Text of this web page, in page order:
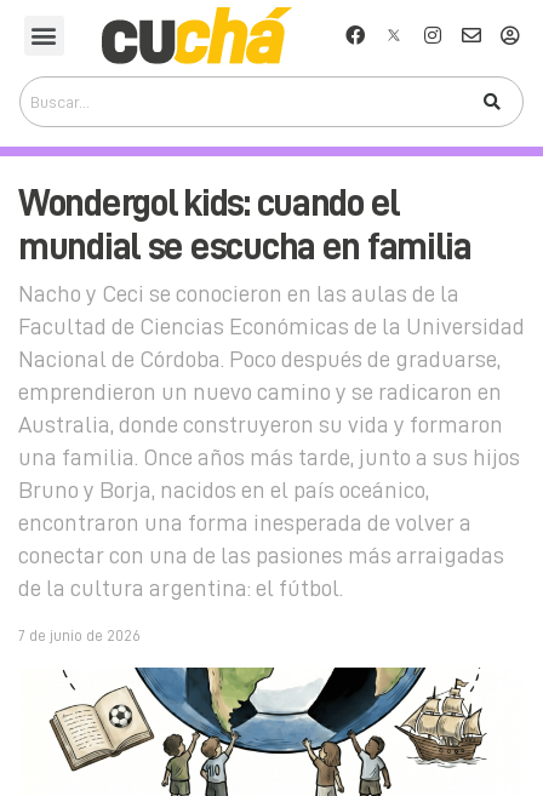
Wondergol kids: cuando el
mundial se escucha en familia
Nacho y Ceci se conocieron en las aulas de la
Facultad de Ciencias Económicas de la Universidad
Nacional de Córdoba. Poco después de graduarse,
emprendieron un nuevo camino y se radicaron en
Australia, donde construyeron su vida y formaron
una familia. Once años más tarde, junto a sus hijos
Bruno y Borja, nacidos en el país oceánico,
encontraron una forma inesperada de volver a
conectar con una de las pasiones más arraigadas
de la cultura argentina: el fútbol.
7 de junio de 2026